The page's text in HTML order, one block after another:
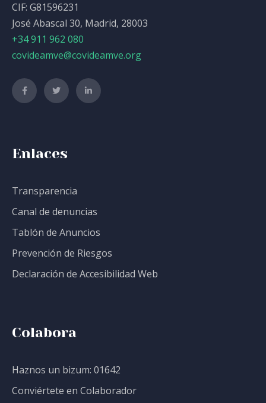
CIF: G81596231
José Abascal 30, Madrid, 28003
+34 911 962 080
covideamve@covideamve.org
Enlaces
Transparencia
Canal de denuncias
Tablón de Anuncios
Prevención de Riesgos
Declaración de Accesibilidad Web
Colabora
Haznos un bizum: 01642
Conviértete en Colaborador